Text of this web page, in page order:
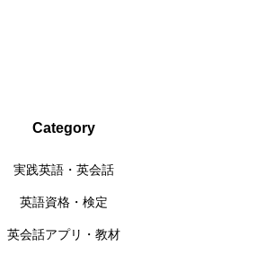
Category
実践英語・英会話
英語資格・検定
英会話アプリ・教材